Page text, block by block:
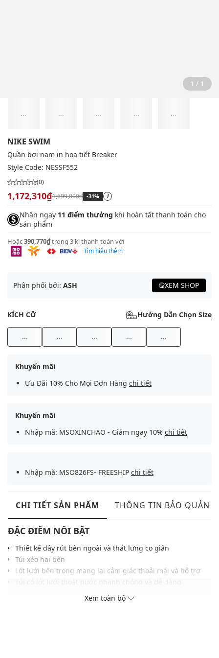
1 / 1
... ... ... ... ...
NIKE SWIM
Quần bơi nam in họa tiết Breaker
Style Code: NESSF552
(0)
1,172,310₫1,699,000₫ -31% i
Nhận ngay 11 điểm thưởng khi hoàn tất thanh toán cho
sản phẩm
Hoặc390,770₫trong 3 kì thanh toán với
Tìm hiểu thêm
Phân phối bởi: ASH XEM SHOP
KÍCH CỠ Hướng Dẫn Chọn Size
... ... ... ... ...
Khuyến mãi
Ưu Đãi 10% Cho Mọi Đơn Hàng chi tiết
Khuyến mãi
Nhập mã: MSOXINCHAO - Giảm ngay 10% chi tiết
Nhập mã: MSO826FS- FREESHIP chi tiết
CHI TIẾT SẢN PHẨM THÔNG TIN BẢO QUẢN
ĐẶC ĐIỂM NỔI BẬT
Thiết kế dây rút bên ngoài và thắt lưng co giãn
Túi xéo hai bên
Lót lưới bên trong mang lại cảm giác thoải mái và hỗ trợ
THÔNG TIN SẢN PHẨM
Xem toàn bộ